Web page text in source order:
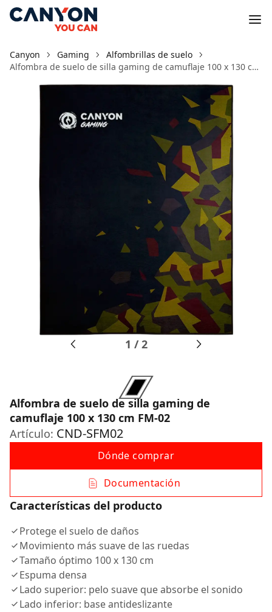
Canyon Gaming
Alfombrillas de suelo
Alfombra de suelo de silla gaming de camuflaje 100 x 130 cm FM-02
1 /2
Alfombra de suelo de silla gaming de
camuflaje 100 x 130 cm FM-02
Artículo: CND-SFM02
Dónde comprar
Documentación
Características del producto
Protege el suelo de daños
Movimiento más suave de las ruedas
Tamaño óptimo 100 x 130 cm
Espuma densa
Lado superior: pelo suave que absorbe el sonido
Lado inferior: base antideslizante